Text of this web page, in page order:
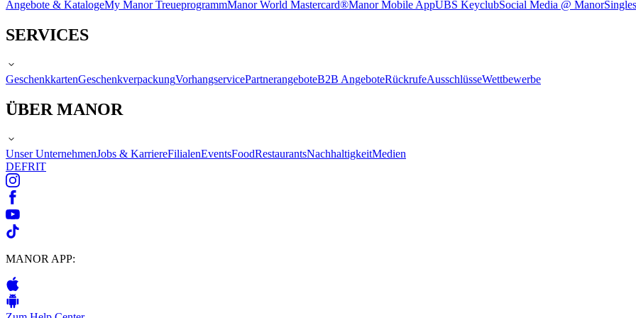
Angebote & KatalogeMy Manor TreueprogrammManor World Mastercard®Manor Mobile AppUBS KeyclubSocial Media @ Manor
SERVICES
GeschenkkartenGeschenkverpackungVorhangservicePartnerangeboteB2B AngeboteRückrufeAusschlüsseWettbewerbe
ÜBER MANOR
Unser UnternehmenJobs & KarriereFilialenEventsFoodRestaurantsNachhaltigkeitMedien
DEFRIT
MANOR APP: